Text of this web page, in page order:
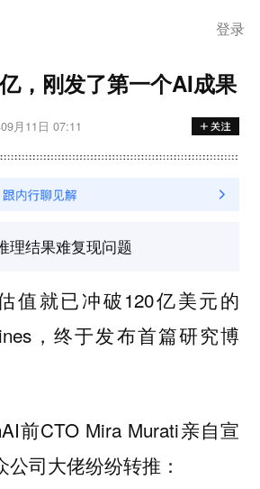
登录
，刚发了第一个AI成果
月11日 07:11
理结果难复现问题
值就已冲破120亿美元的
，终于发布首篇研究博
前CTO Mira Murati亲自宣
司大佬纷纷转推：